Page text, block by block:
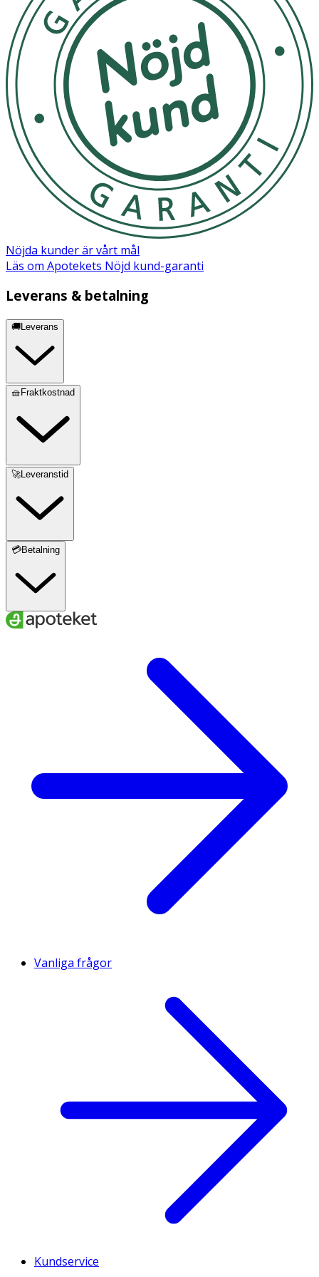
Se isydd label
Rumstempererat
OK för gravida och ammande:
Ja
Nöjda kunder är vårt mål
Läs om Apotekets Nöjd kund-garanti
Leverans & betalning
🚚Leverans
🧺Fraktkostnad
🚀Leveranstid
💳Betalning
Vanliga frågor
Kundservice